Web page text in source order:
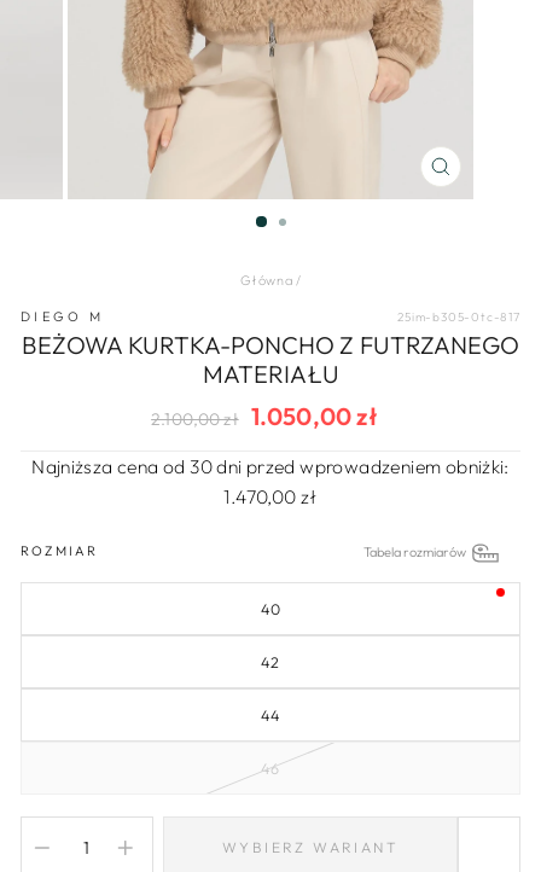
ZAMKNIJ
(ESC)
Główna /
DIEGO M 25im-b305-0tc-817
BEŻOWA KURTKA-PONCHO Z FUTRZANEGO
MATERIAŁU
Regularna
2.100,00 zł
Cena
1.050,00 zł
Najniższa cena od 30 dni przed wprowadzeniem obniżki:
1.470,00 zł
ROZMIAR Tabela rozmiarów
40
42
44
46
WYBIERZ WARIANT